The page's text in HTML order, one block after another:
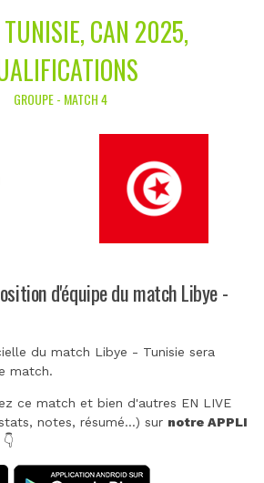
CAN 2025,
GROUPE - MATCH 4
d'équipe du match Libye -
du match Libye - Tunisie sera
match.
ce match et bien d'autres EN LIVE
notes, résumé...) sur notre APPLI